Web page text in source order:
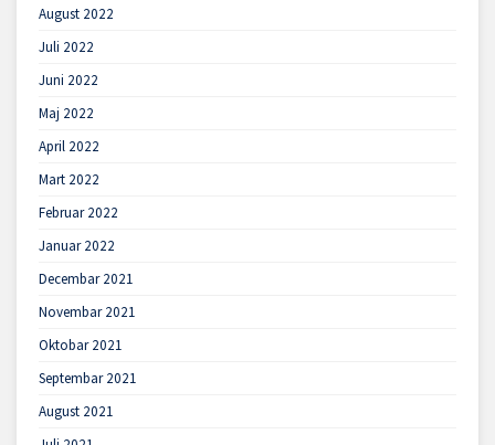
August 2022
Juli 2022
Juni 2022
Maj 2022
April 2022
Mart 2022
Februar 2022
Januar 2022
Decembar 2021
Novembar 2021
Oktobar 2021
Septembar 2021
August 2021